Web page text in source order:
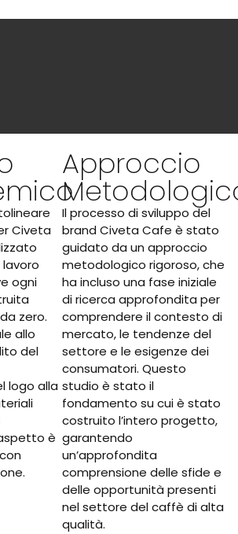
Civeta
ogni
zero.
allo
del
logo alla
è
Approccio
Il processo di sviluppo del
brand Civeta Cafe è stato
guidato da un approccio
metodologico rigoroso, che
ha incluso una fase iniziale
di ricerca approfondita per
comprendere il contesto di
mercato, le tendenze del
settore e le esigenze dei
consumatori. Questo
studio è stato il
fondamento su cui è stato
costruito l’intero progetto,
garantendo
un’approfondita
comprensione delle sfide e
delle opportunità presenti
nel settore del caffè di alta
qualità.